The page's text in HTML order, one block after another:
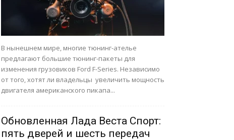
В нынешнем мире, многие тюнинг-ателье
предлагают большие тюнинг-пакеты для
изменения грузовиков Ford F-Series. Независимо
от того, хотят ли владельцы увеличить мощность
двигателя американского пикапа...
Обновленная Лада Веста Спорт:
пять дверей и шесть передач